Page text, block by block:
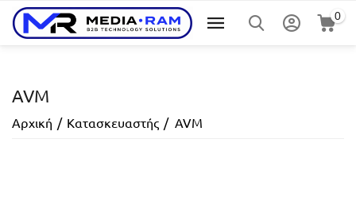
0
AVM
Αρχική / Κατασκευαστής / AVM